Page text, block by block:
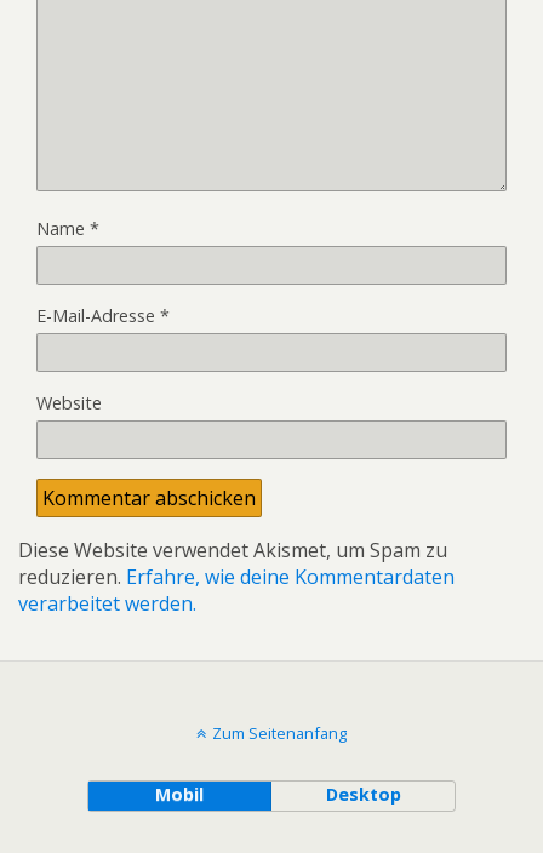
Name *
E-Mail-Adresse *
Website
Diese Website verwendet Akismet, um Spam zu
reduzieren. Erfahre, wie deine Kommentardaten
verarbeitet werden.
Zum Seitenanfang
Mobil Desktop